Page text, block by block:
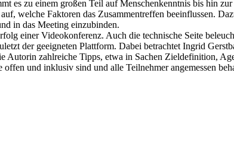
es zu einem großen Teil auf Menschenkenntnis bis hin
welche Faktoren das Zusammentreffen beeinflussen.
in das Meeting einzubinden.
einer Videokonferenz. Auch die technische Seite
der geeigneten Plattform. Dabei betrachtet Ingrid
zahlreiche Tipps, etwa in Sachen Zieldefinition,
und inklusiv sind und alle Teilnehmer angemessen